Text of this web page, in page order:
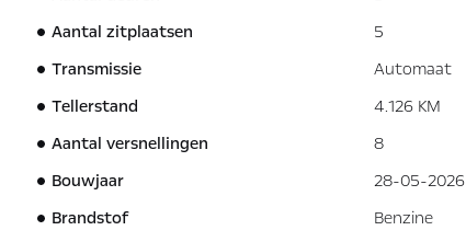
Aantal zitplaatsen
5
Transmissie
Automaat
Tellerstand
4.126 KM
Aantal versnellingen
8
Bouwjaar
28-05-2026
Brandstof
Benzine